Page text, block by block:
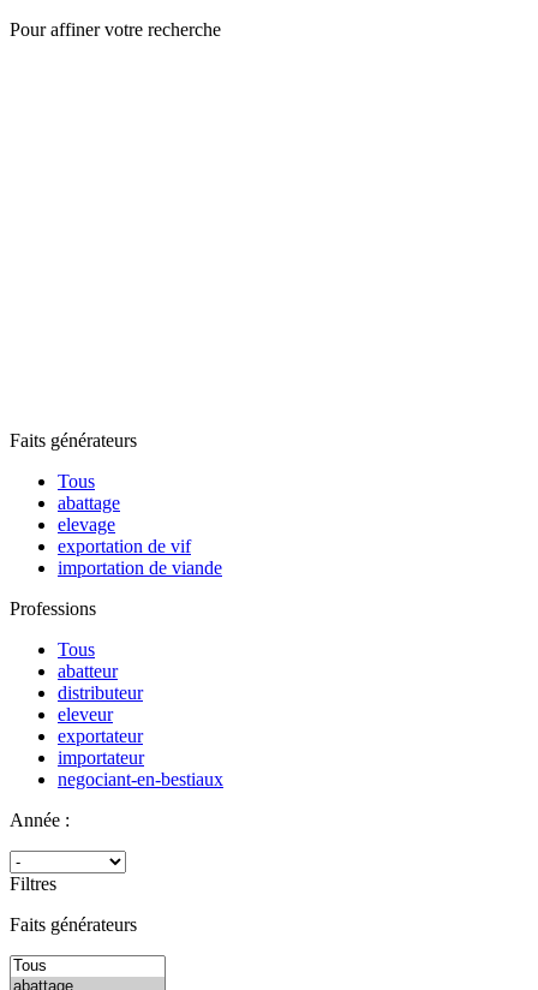
Pour affiner votre recherche
Faits générateurs
Tous
abattage
elevage
exportation de vif
importation de viande
Professions
Tous
abatteur
distributeur
eleveur
exportateur
importateur
negociant-en-bestiaux
Année :
Filtres
Faits générateurs